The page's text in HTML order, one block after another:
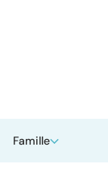
Famille